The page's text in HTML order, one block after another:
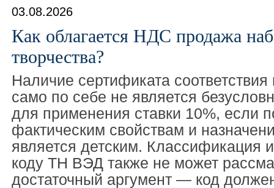
03.08.2026
Как облагается НДС продажа
творчества?
Наличие сертификата
само по себе не является
для применения ставки 10%, если
фактическим свойствам и
является детским. Классификация
коду ТН ВЭД также не может
достаточный аргумент — код